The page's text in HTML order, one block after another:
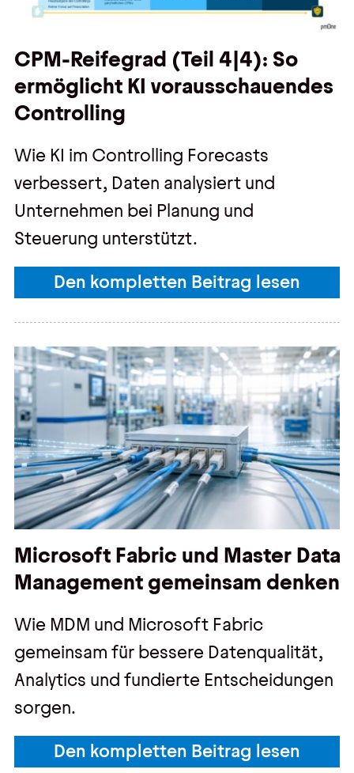
CPM-Reifegrad (Teil 4|4): So
ermöglicht KI vorausschauendes
Controlling
Wie KI im Controlling Forecasts
verbessert, Daten analysiert und
Unternehmen bei Planung und
Steuerung unterstützt.
Den kompletten Beitrag lesen
Microsoft Fabric und Master Data
Management gemeinsam denken
Wie MDM und Microsoft Fabric
gemeinsam für bessere Datenqualität,
Analytics und fundierte Entscheidungen
sorgen.
Den kompletten Beitrag lesen